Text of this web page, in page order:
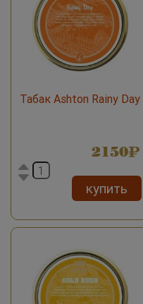
Табак Ashton Rainy Day
2150
купить